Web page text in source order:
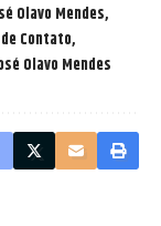
Olavo Mendes
Contato
Olavo Mendes